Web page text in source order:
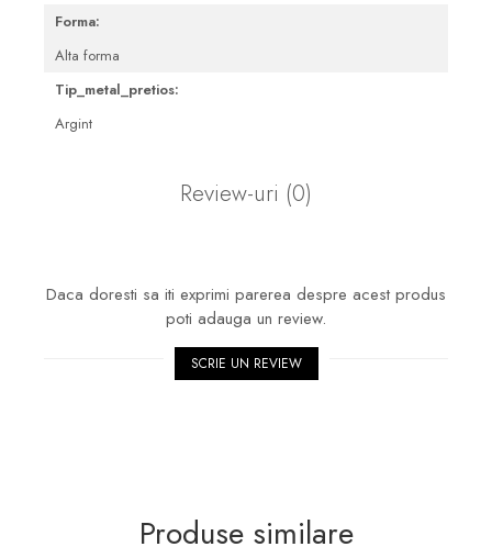
Forma:
Alta forma
Tip_metal_pretios:
Argint
Review-uri (0)
Daca doresti sa iti exprimi parerea despre acest produs
poti adauga un review.
SCRIE UN REVIEW
Produse similare